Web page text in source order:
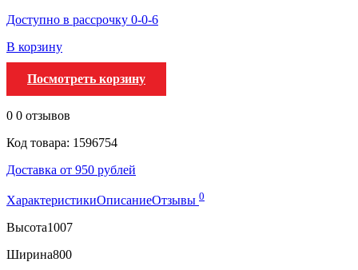
Доступно в рассрочку 0-0-6
В корзину
Посмотреть корзину
0 0 отзывов
Код товара: 1596754
Доставка от 950 рублей
ХарактеристикиОписаниеОтзывы 0
Высота1007
Ширина800